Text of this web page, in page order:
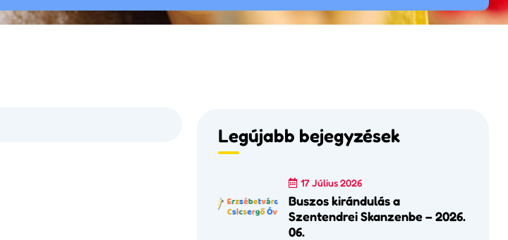
Legújabb bejegyzések
17 Július 2026
Buszos kirándulás a
Szentendrei Skanzenbe – 2026.
06.